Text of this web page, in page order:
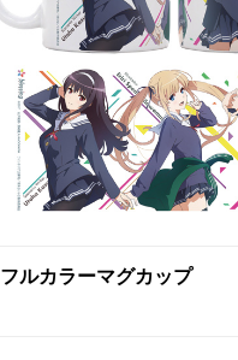
フルカラーマグカップ